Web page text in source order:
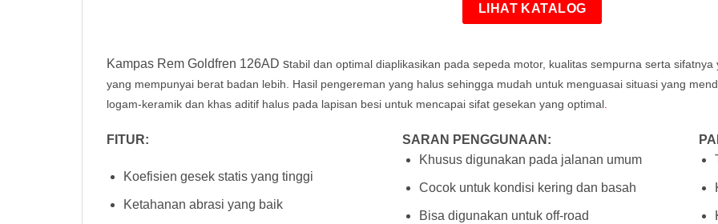
LIHAT KATALOG
Kampas Rem Goldfren 126AD stabil dan optimal diaplikasikan pada sepeda motor, kualitas sempurna serta
yang mempunyai berat badan lebih. Hasil pengereman yang halus sehingga mudah untuk menguasai situasi yang
logam-keramik dan khas aditif halus pada lapisan besi untuk mencapai sifat gesekan yang optimal
FITUR:
Koefisien gesek statis yang tinggi
Ketahanan abrasi yang baik
SARAN PENGGUNAAN:
Khusus digunakan pada jalanan umum
Cocok untuk kondisi kering dan basah
Bisa digunakan untuk off-road